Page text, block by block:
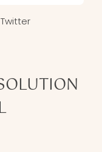
Twitter